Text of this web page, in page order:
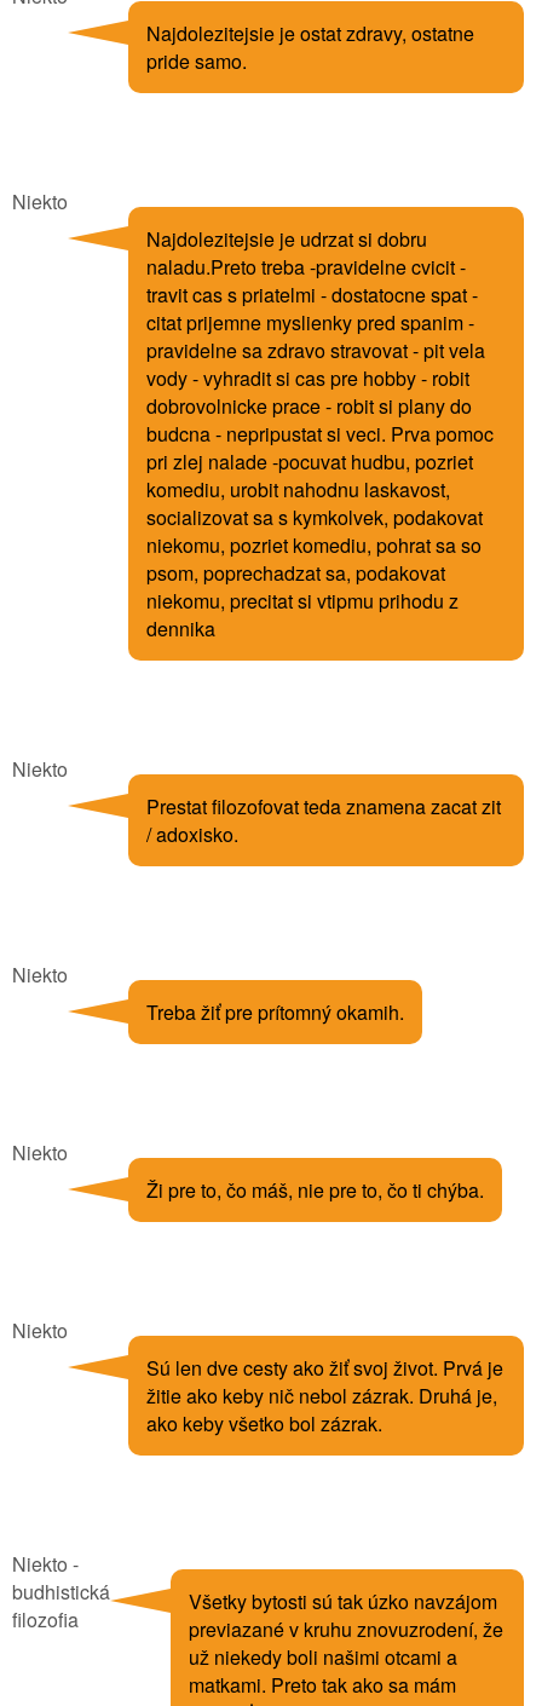
Najdolezitejsie je ostat zdravy, ostatne
pride samo.
Niekto
Najdolezitejsie je udrzat si dobru
naladu.Preto treba -pravidelne cvicit -
travit cas s priatelmi - dostatocne spat -
citat prijemne myslienky pred spanim -
pravidelne sa zdravo stravovat - pit vela
vody - vyhradit si cas pre hobby - robit
dobrovolnicke prace - robit si plany do
budcna - nepripustat si veci. Prva pomoc
pri zlej nalade -pocuvat hudbu, pozriet
komediu, urobit nahodnu laskavost,
socializovat sa s kymkolvek, podakovat
niekomu, pozriet komediu, pohrat sa so
psom, poprechadzat sa, podakovat
niekomu, precitat si vtipmu prihodu z
dennika
Niekto
Prestat filozofovat teda znamena zacat zit
/ adoxisko.
Niekto
Treba žiť pre prítomný okamih.
Niekto
Ži pre to, čo máš, nie pre to, čo ti chýba.
Niekto
Sú len dve cesty ako žiť svoj život. Prvá je
žitie ako keby nič nebol zázrak. Druhá je,
ako keby všetko bol zázrak.
Niekto -
budhistická
filozofia
Všetky bytosti sú tak úzko navzájom
previazané v kruhu znovuzrodení, že
už niekedy boli našimi otcami a
matkami. Preto tak ako sa mám